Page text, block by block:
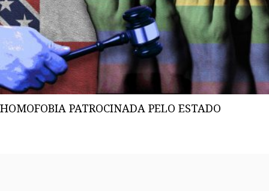
HOMOFOBIA PATROCINADA PELO ESTADO